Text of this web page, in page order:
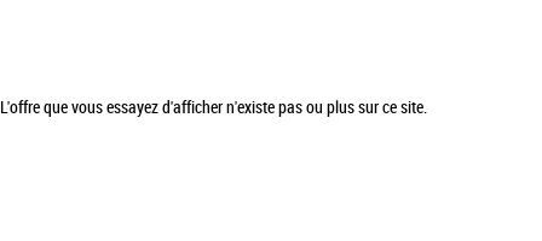
L'offre que vous essayez d'afficher n'existe pas ou plus sur ce site.